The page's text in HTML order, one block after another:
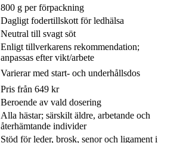
800 g per förpackning
Dagligt fodertillskott för ledhälsa
Neutral till svagt söt
Enligt tillverkarens rekommendation;
anpassas efter vikt/arbete
Varierar med start- och underhållsdos
Pris från 649 kr
Beroende av vald dosering
Alla hästar; särskilt äldre, arbetande och
återhämtande individer
Stöd för leder, brosk, senor och ligament i